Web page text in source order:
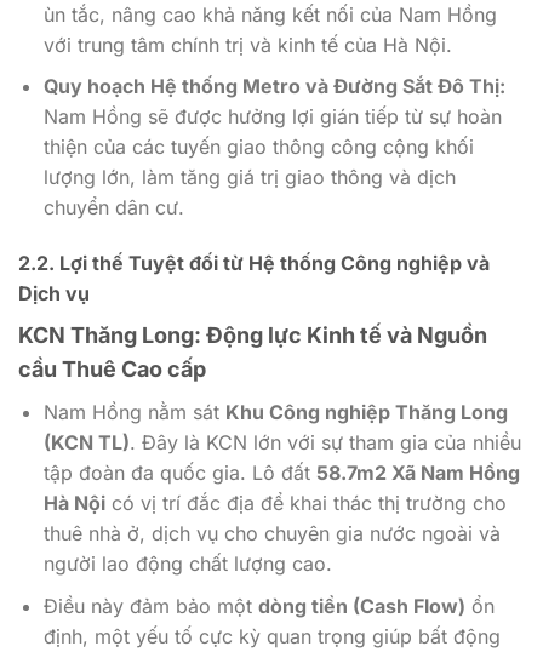
ùn tắc, nâng cao khả năng kết nối của Nam Hồng
với trung tâm chính trị và kinh tế của Hà Nội.
Quy hoạch Hệ thống Metro và Đường Sắt Đô Thị:
Nam Hồng sẽ được hưởng lợi gián tiếp từ sự hoàn
thiện của các tuyến giao thông công cộng khối
lượng lớn, làm tăng giá trị giao thông và dịch
chuyển dân cư.
2.2. Lợi thế Tuyệt đối từ Hệ thống Công nghiệp và
Dịch vụ
KCN Thăng Long: Động lực Kinh tế và Nguồn
cầu Thuê Cao cấp
Nam Hồng nằm sát Khu Công nghiệp Thăng Long
(KCN TL). Đây là KCN lớn với sự tham gia của nhiều
tập đoàn đa quốc gia. Lô đất 58.7m2 Xã Nam Hồng
Hà Nộicó vị trí đắc địa để khai thác thị trường cho
thuê nhà ở, dịch vụ cho chuyên gia nước ngoài và
người lao động chất lượng cao.
Điều này đảm bảo một dòng tiền (Cash Flow) ổn
định, một yếu tố cực kỳ quan trọng giúp bất động